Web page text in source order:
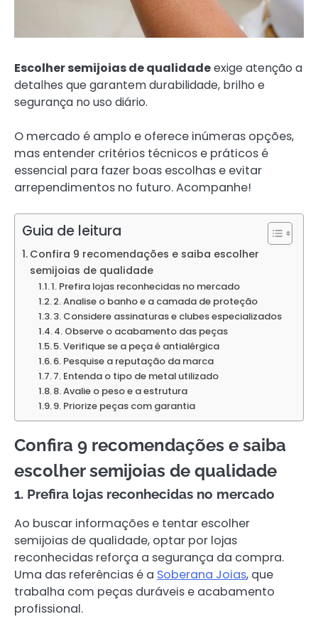
Escolher semijoias de qualidadeexige atenção a
detalhes que garantem durabilidade, brilho e
segurança no uso diário.
O mercado é amplo e oferece inúmeras opções,
mas entender critérios técnicos e práticos é
essencial para fazer boas escolhas e evitar
arrependimentos no futuro. Acompanhe!
Guia de leitura
Confira 9 recomendações e saiba escolher
semijoias de qualidade
1. Prefira lojas reconhecidas no mercado
2. Analise o banho e a camada de proteção
3. Considere assinaturas e clubes especializados
4. Observe o acabamento das peças
5. Verifique se a peça é antialérgica
6. Pesquise a reputação da marca
7. Entenda o tipo de metal utilizado
8. Avalie o peso e a estrutura
9. Priorize peças com garantia
Confira 9 recomendações e saiba
escolher semijoias de qualidade
1. Prefira lojas reconhecidas no mercado
Ao buscar informações e tentar escolher
semijoias de qualidade, optar por lojas
reconhecidas reforça a segurança da compra.
Uma das referências é a Soberana Joias, que
trabalha com peças duráveis e acabamento
profissional.